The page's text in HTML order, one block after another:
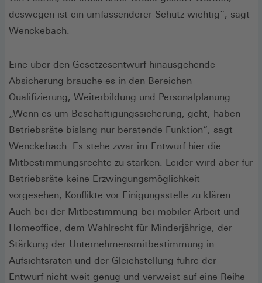
deswegen ist ein umfassenderer Schutz wichtig“, sagt
Wenckebach.
Eine über den Gesetzesentwurf hinausgehende
Absicherung brauche es in den Bereichen
Qualifizierung, Weiterbildung und Personalplanung.
„Wenn es um Beschäftigungssicherung, geht, haben
Betriebsräte bislang nur beratende Funktion“, sagt
Wenckebach. Es stehe zwar im Entwurf hier die
Mitbestimmungsrechte zu stärken. Leider wird aber für
Betriebsräte keine Erzwingungsmöglichkeit
vorgesehen, Konflikte vor Einigungsstelle zu klären.
Auch bei der Mitbestimmung bei mobiler Arbeit und
Homeoffice, dem Wahlrecht für Minderjährige, der
Stärkung der Unternehmensmitbestimmung in
Aufsichtsräten und der Gleichstellung führe der
Entwurf nicht weit genug und verweist auf eine Reihe